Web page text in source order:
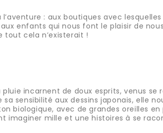
: aux boutiques avec
enfants qui nous font le plaisir de
tout cela n’existerait !
incarnent de doux esprits, venus
sensibilité aux dessins japonais, elle
biologique, avec de grandes oreilles
imaginer mille et une histoires à se